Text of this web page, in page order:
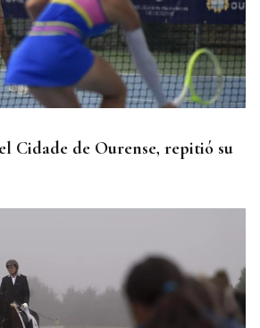
Cidade de Ourense, repitió su